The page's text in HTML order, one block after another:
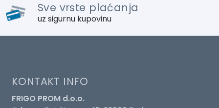
Sve vrste plaćanja
uz sigurnu kupovinu
KONTAKT INFO
FRIGO PROM d.o.o.